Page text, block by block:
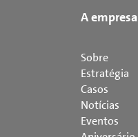
A empresa
Sobre
Estratégia
Casos
Notícias
Eventos